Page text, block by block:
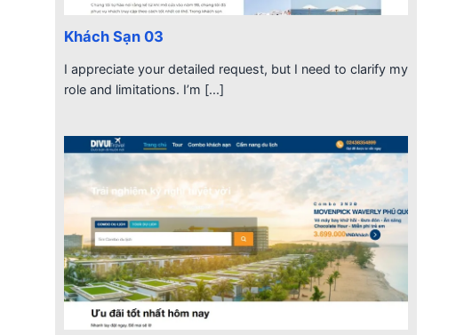
Khách Sạn 03
I appreciate your detailed request, but I need to clarify my
role and limitations. I’m [...]